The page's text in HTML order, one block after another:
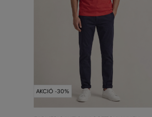
AKCIÓ -30%